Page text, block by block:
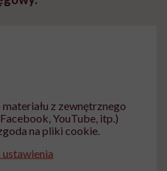
z zewnętrznego
YouTube, itp.)
na pliki cookie.
ustawienia